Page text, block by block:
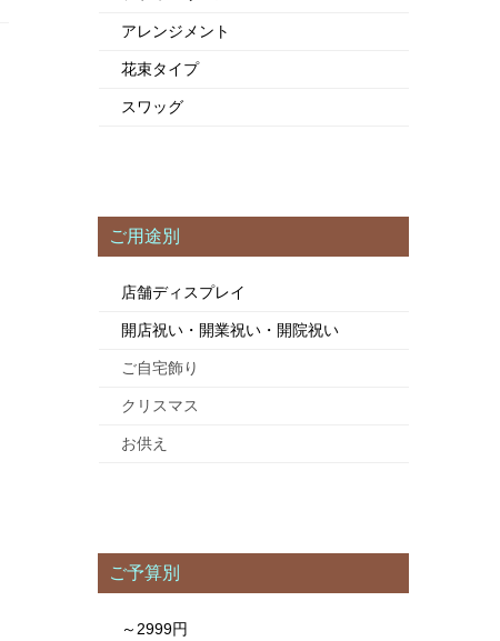
アレンジメント
花束タイプ
スワッグ
ご用途別
店舗ディスプレイ
開店祝い・開業祝い・開院祝い
ご自宅飾り
クリスマス
お供え
ご予算別
～2999円